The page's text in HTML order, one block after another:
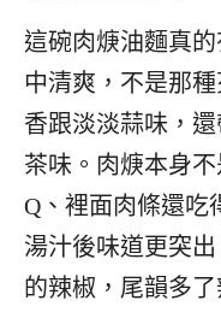
這碗肉焿油麵真
中清爽，不是那
香跟淡淡蒜味，
茶味。肉焿本身
Q、裡面肉條還吃
湯汁後味道更突
的辣椒，尾韻多了